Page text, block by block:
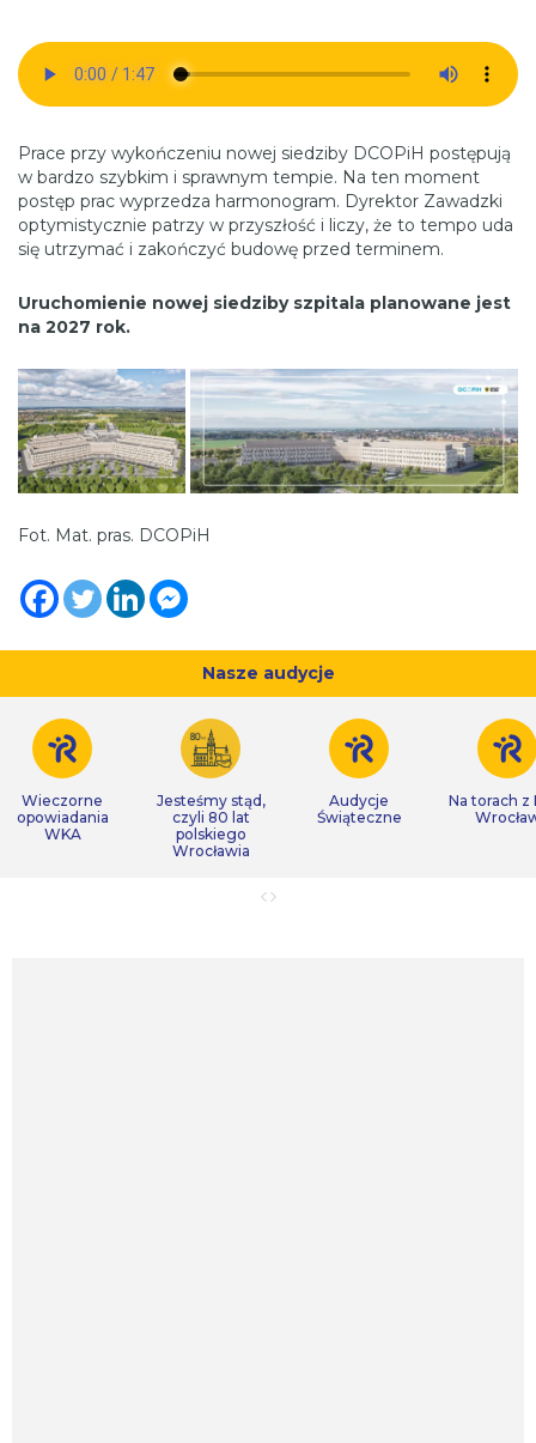
Prace przy wykończeniu nowej siedziby DCOPiH postępują
w bardzo szybkim i sprawnym tempie. Na ten moment
postęp prac wyprzedza harmonogram. Dyrektor Zawadzki
optymistycznie patrzy w przyszłość i liczy, że to tempo uda
się utrzymać i zakończyć budowę przed terminem.
Uruchomienie nowej siedziby szpitala planowane jest
na 2027 rok.
Fot. Mat. pras. DCOPiH
Nasze audycje
Wieczorne
opowiadania
WKA
Jesteśmy stąd,
czyli 80 lat
polskiego
Wrocławia
Audycje
Świąteczne
Na torach z